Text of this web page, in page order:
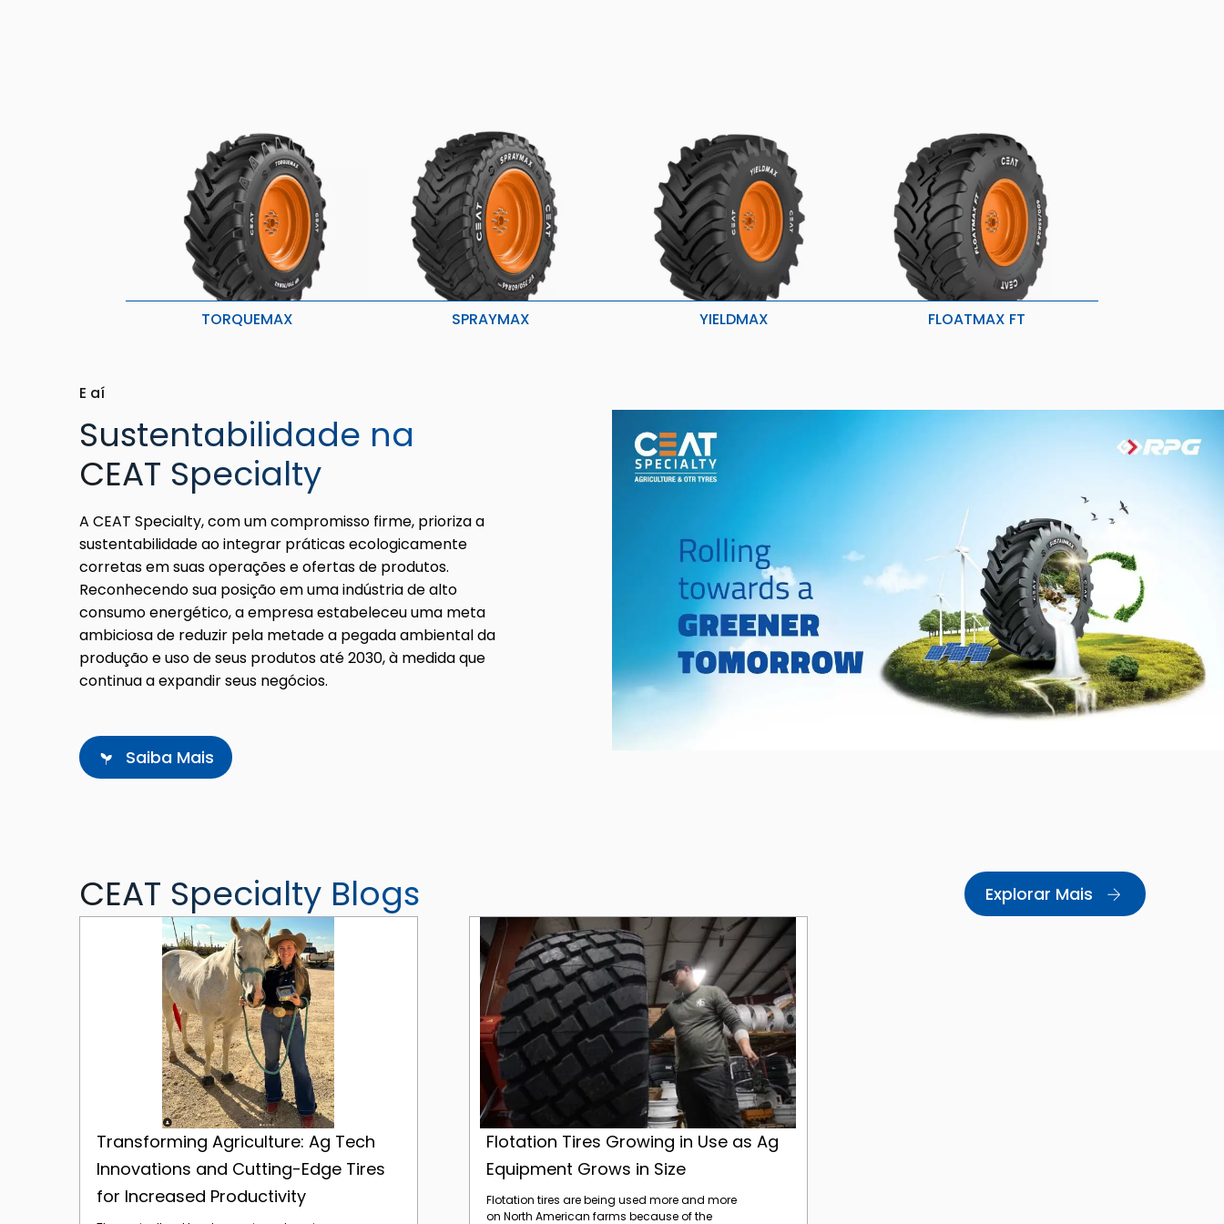
TORQUEMAX SPRAYMAX YIELDMAX FLOATMAX FT
E aí
Sustentabilidade na
CEAT Specialty
A CEAT Specialty, com um compromisso firme, prioriza a
sustentabilidade ao integrar práticas ecologicamente
corretas em suas operações e ofertas de produtos.
Reconhecendo sua posição em uma indústria de alto
consumo energético, a empresa estabeleceu uma meta
ambiciosa de reduzir pela metade a pegada ambiental da
produção e uso de seus produtos até 2030, à medida que
continua a expandir seus negócios.
Saiba Mais
CEAT Specialty Blogs Explorar Mais
Transforming Agriculture: Ag Tech
Innovations and Cutting-Edge Tires
for Increased Productivity
Flotation Tires Growing in Use as Ag
Equipment Grows in Size
Flotation tires are being used more and more
on North American farms because of the